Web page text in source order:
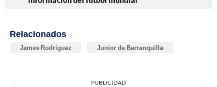
Relacionados
James Rodríguez Junior de Barranquilla
PUBLICIDAD